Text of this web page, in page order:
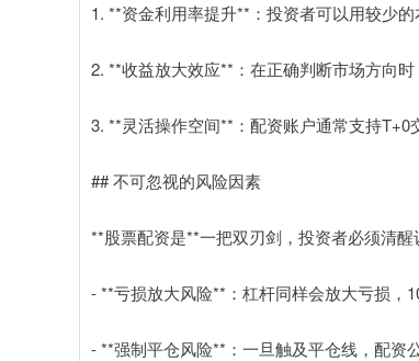
1. **资金利用率提升**：投资者可以用较少
2. **收益放大效应**：在正确判断市场方向时
3. **灵活操作空间**：配资账户通常支持T+0
## 不可忽视的风险因素
**股票配资是**一把双刃剑，投资者必须清醒
- **亏损放大风险**：杠杆同样会放大亏损，
- **强制平仓风险**：一旦触及平仓线，配资